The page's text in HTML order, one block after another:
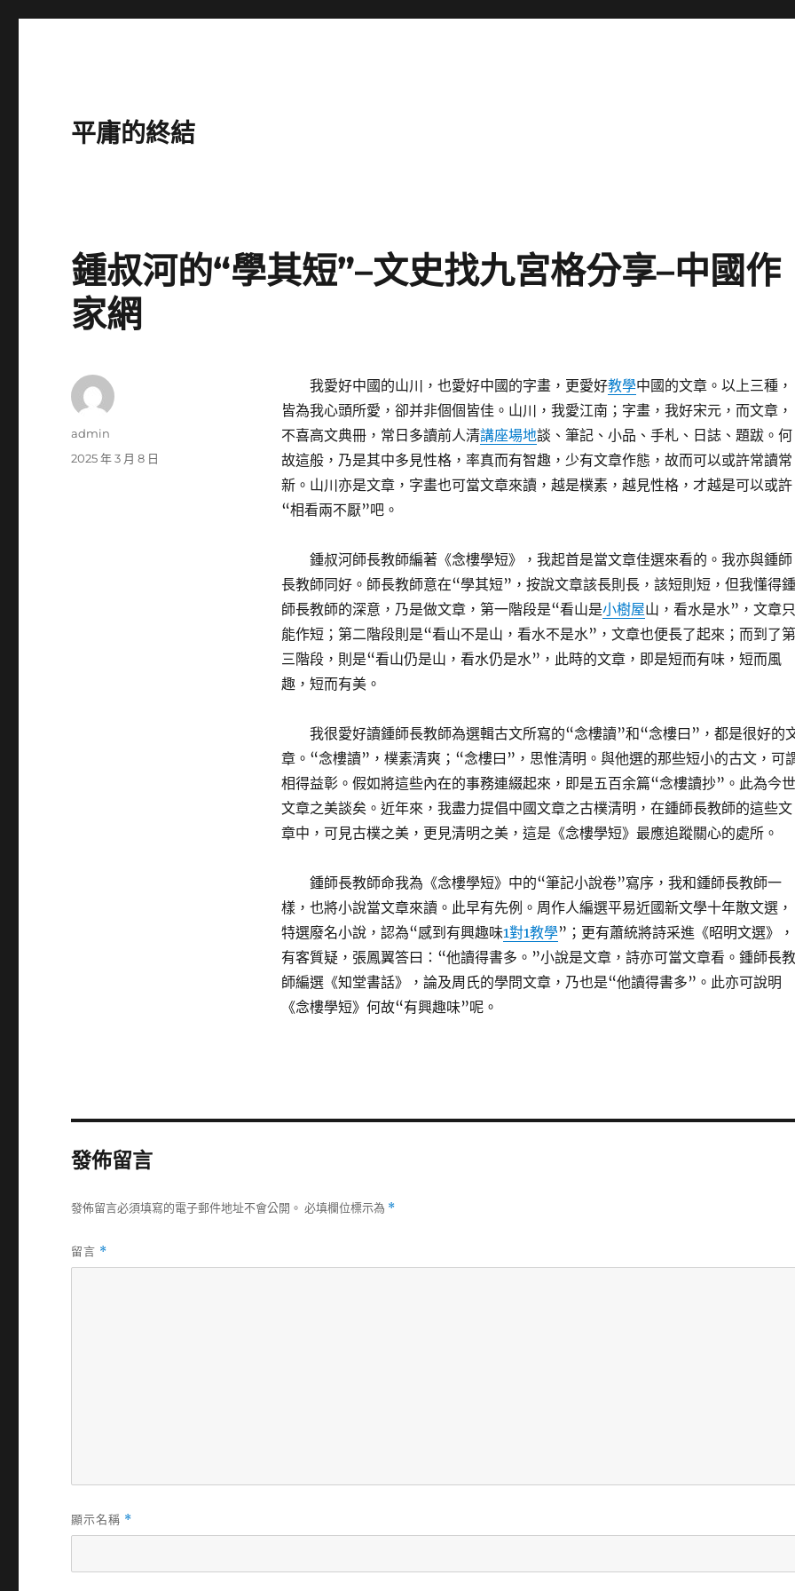
平庸的終結
鍾叔河的“學其短”–文史找九宮格分享–中國作
家網
我愛好中國的山川，也愛好中國的字畫，更愛好教學中國的文章。以上三種，
皆為我心頭所愛，卻并非個個皆佳。山川，我愛江南；字畫，我好宋元，而文章，
不喜高文典冊，常日多讀前人清講座場地談、筆記、小品、手札、日誌、題跋。何
故這般，乃是其中多見性格，率真而有智趣，少有文章作態，故而可以或許常讀常
新。山川亦是文章，字畫也可當文章來讀，越是樸素，越見性格，才越是可以或許
“相看兩不厭”吧。
鍾叔河師長教師編著《念樓學短》，我起首是當文章佳選來看的。我亦與鍾師
長教師同好。師長教師意在“學其短”，按說文章該長則長，該短則短，但我懂得鍾
師長教師的深意，乃是做文章，第一階段是“看山是小樹屋山，看水是水”，文章只
能作短；第二階段則是“看山不是山，看水不是水”，文章也便長了起來；而到了第
三階段，則是“看山仍是山，看水仍是水”，此時的文章，即是短而有味，短而風
趣，短而有美。
我很愛好讀鍾師長教師為選輯古文所寫的“念樓讀”和“念樓曰”，都是很好的
章。“念樓讀”，樸素清爽；“念樓曰”，思惟清明。與他選的那些短小的古文，可
相得益彰。假如將這些內在的事務連綴起來，即是五百余篇“念樓讀抄”。此為今世
文章之美談矣。近年來，我盡力提倡中國文章之古樸清明，在鍾師長教師的這些文
章中，可見古樸之美，更見清明之美，這是《念樓學短》最應追蹤關心的處所。
鍾師長教師命我為《念樓學短》中的“筆記小說卷”寫序，我和鍾師長教師一
樣，也將小說當文章來讀。此早有先例。周作人編選平易近國新文學十年散文選，
特選廢名小說，認為“感到有興趣味1對1教學”；更有蕭統將詩采進《昭明文選》，
有客質疑，張鳳翼答曰：“他讀得書多。”小說是文章，詩亦可當文章看。鍾師長教
師編選《知堂書話》，論及周氏的學問文章，乃也是“他讀得書多”。此亦可說明
《念樓學短》何故“有興趣味”呢。
作
admin
發
2025 年 3 月 8 日
發佈留言
發佈留言必須填寫的電子郵件地址不會公開。 必填欄位標示為 *
留言 *
顯示名稱 *